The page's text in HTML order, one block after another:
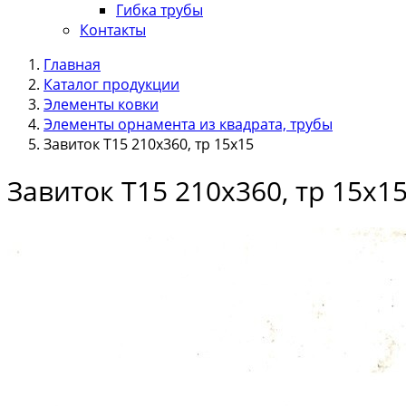
Гибка трубы
Контакты
Главная
Каталог продукции
Элементы ковки
Элементы орнамента из квадрата, трубы
Завиток Т15 210х360, тр 15х15
Завиток Т15 210х360, тр